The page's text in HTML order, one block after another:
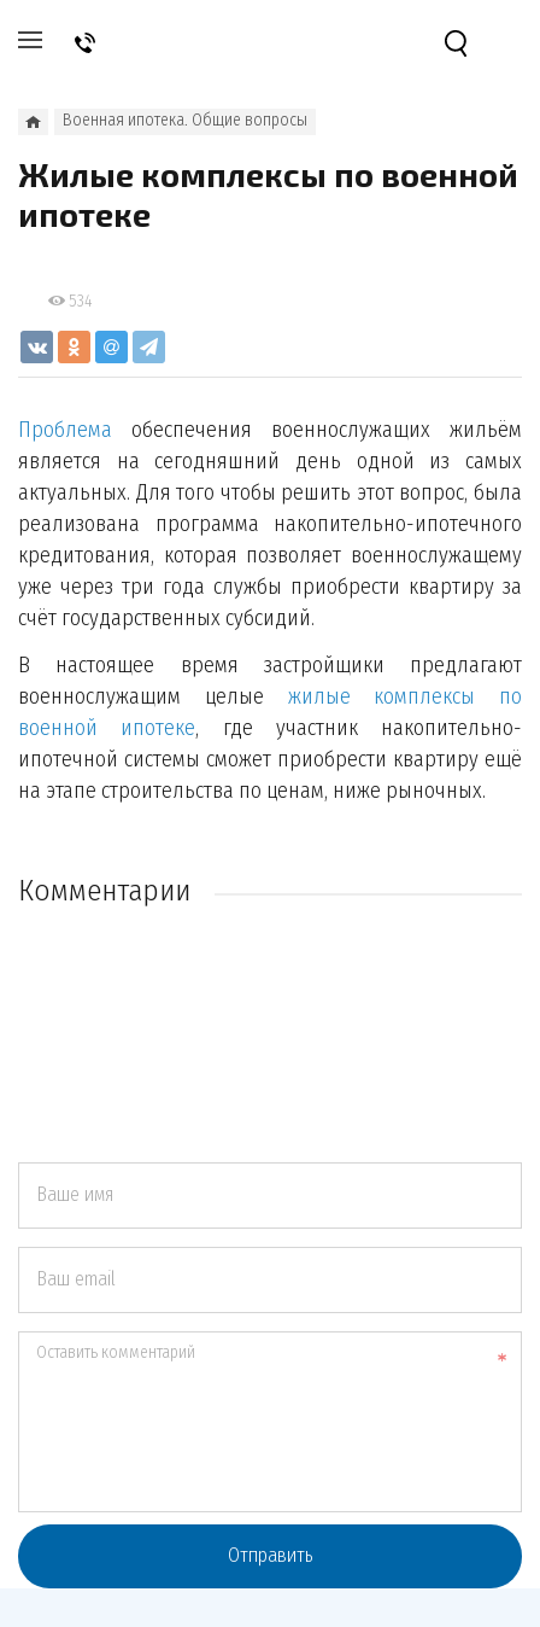
Военная ипотека. Общие вопросы
Жилые комплексы по военной
ипотеке
534
Проблема обеспечения военнослужащих жильём
является на сегодняшний день одной из самых
актуальных. Для того чтобы решить этот вопрос, была
реализована программа накопительно-ипотечного
кредитования, которая позволяет военнослужащему
уже через три года службы приобрести квартиру за
счёт государственных субсидий.
В настоящее время застройщики предлагают
военнослужащим целые жилые комплексы по
военной ипотеке, где участник накопительно-
ипотечной системы сможет приобрести квартиру ещё
на этапе строительства по ценам, ниже рыночных.
Комментарии
Ваше имя
Ваш email
Оставить комментарий
Отправить